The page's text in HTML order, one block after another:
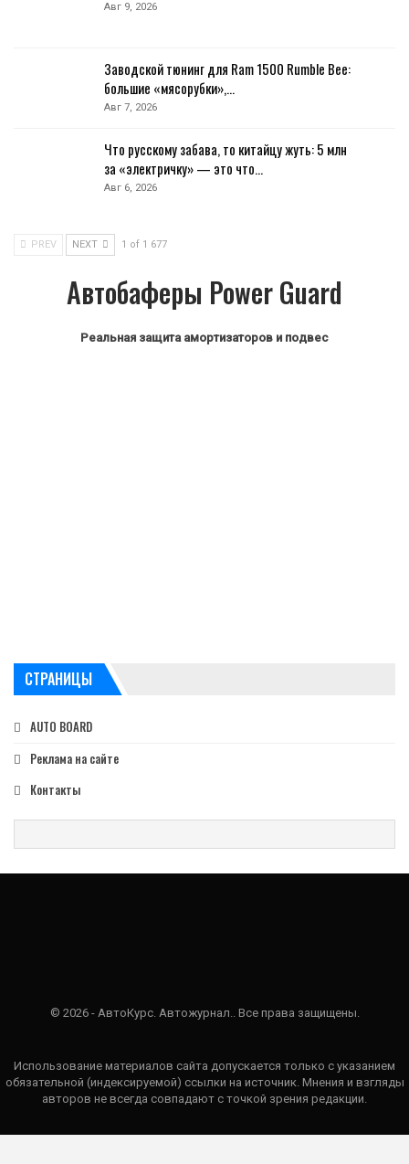
Авг 9, 2026
Заводской тюнинг для Ram 1500 Rumble Bee:
большие «мясорубки»,…
Авг 7, 2026
Что русскому забава, то китайцу жуть: 5 млн
за «электричку» — это что…
Авг 6, 2026
PREV NEXT 1 of 1 677
Автобаферы Power Guard
Реальная защита амортизаторов и подвес
СТРАНИЦЫ
AUTO BOARD
Реклама на сайте
Контакты
© 2026 - АвтоКурс. Автожурнал.. Все права защищены.
Использование материалов сайта допускается только с указанием
обязательной (индексируемой) ссылки на источник. Мнения и взгляды
авторов не всегда совпадают с точкой зрения редакции.